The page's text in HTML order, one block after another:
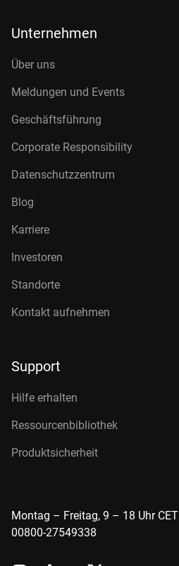
Unternehmen
Über uns
Meldungen und Events
Geschäftsführung
Corporate Responsibility
Datenschutzzentrum
Blog
Karriere
Investoren
Standorte
Kontakt aufnehmen
Support
Hilfe erhalten
Ressourcenbibliothek
Produktsicherheit
Montag – Freitag, 9 – 18 Uhr CET
00800-27549338